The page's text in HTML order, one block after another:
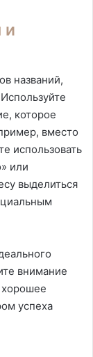
и
названий,
которое
вместо
использовать
или
выделиться
внимание
хорошее
успеха